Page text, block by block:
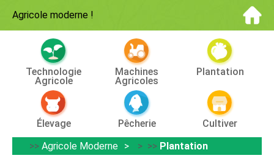
Agricole moderne !
Technologie
Agricole
Machines
Agricoles
Plantation
Élevage Pêcherie
Cultiver
>> Agricole Moderne > >> Plantation